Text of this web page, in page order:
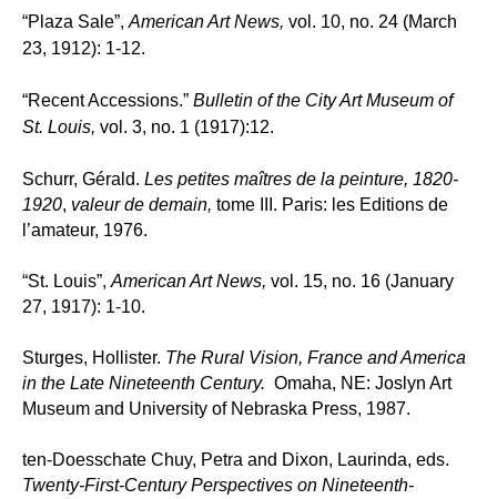
“Plaza Sale”, American Art News, vol. 10, no. 24 (March
23, 1912): 1-12.
“Recent Accessions.” Bulletin of the City Art Museum of
St. Louis, vol. 3, no. 1 (1917):12.
Schurr, Gérald. Les petites maîtres de la peinture, 1820-
1920, valeur de demain, tome III. Paris: les Editions de
l’amateur, 1976.
“St. Louis”, American Art News, vol. 15, no. 16 (January
27, 1917): 1-10.
Sturges, Hollister. The Rural Vision, France and America
in the Late Nineteenth Century. Omaha, NE: Joslyn Art
Museum and University of Nebraska Press, 1987.
ten-Doesschate Chuy, Petra and Dixon, Laurinda, eds.
Twenty-First-Century Perspectives on Nineteenth-